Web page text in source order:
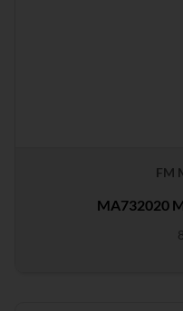
FM
MA732020